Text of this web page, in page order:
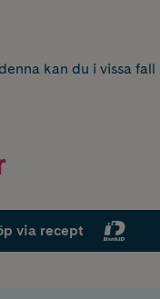
kan du i vissa
via recept